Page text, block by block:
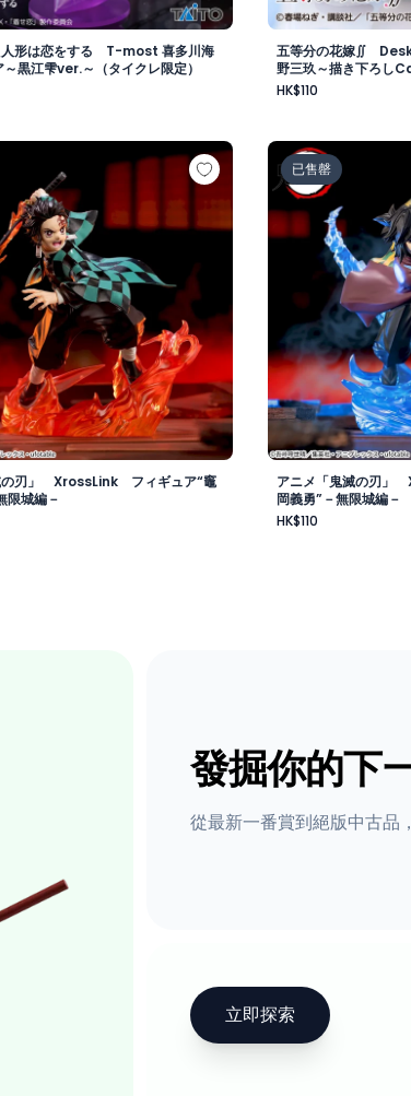
人形は恋をする T-most 喜多川海
黒江雫ver.～（タイクレ限定）
五等分の花嫁∬
野三玖～描き下ろし
イクレ限定）
HK$110
の刃」 XrossLink フィギュア“竈門炭治郎”－無
の刃」 XrossLink フィギュア“竈
限城編－
アニメ「鬼滅の
已售罄
アニメ「鬼滅の刃
岡義勇”－無限城編－
HK$110
發掘你的下
從最新一番賞到絕版中古品
立即探索